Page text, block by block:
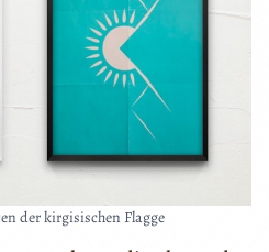
der kirgisischen Flagge